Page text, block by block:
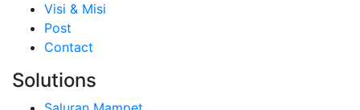
Visi & Misi
Post
Contact
Solutions